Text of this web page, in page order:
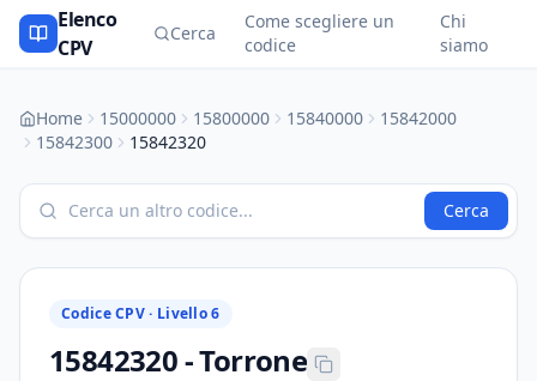
Elenco
CPV
Cerca
Come scegliere un
codice
Chi
siamo
Home 15000000 15800000 15840000
15842000
15842300
15842320
Cerca
Codice CPV · Livello 6
15842320-Torrone